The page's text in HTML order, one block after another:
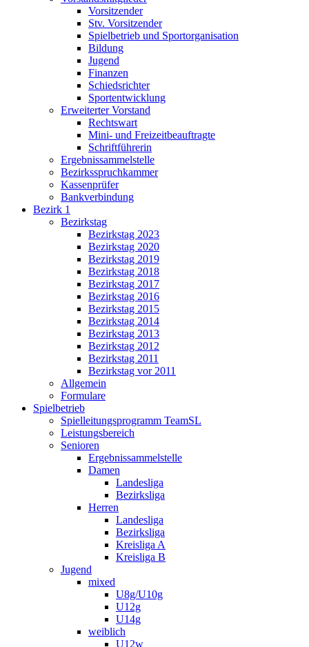
Vorsitzender
Stv. Vorsitzender
Spielbetrieb und Sportorganisation
Bildung
Jugend
Finanzen
Schiedsrichter
Sportentwicklung
Erweiterter Vorstand
Rechtswart
Mini- und Freizeitbeauftragte
Schriftführerin
Ergebnissammelstelle
Bezirksspruchkammer
Kassenprüfer
Bankverbindung
Bezirk 1
Bezirkstag
Bezirkstag 2023
Bezirkstag 2020
Bezirkstag 2019
Bezirkstag 2018
Bezirkstag 2017
Bezirkstag 2016
Bezirkstag 2015
Bezirkstag 2014
Bezirkstag 2013
Bezirkstag 2012
Bezirkstag 2011
Bezirkstag vor 2011
Allgemein
Formulare
Spielbetrieb
Spielleitungsprogramm TeamSL
Leistungsbereich
Senioren
Ergebnissammelstelle
Damen
Landesliga
Bezirksliga
Herren
Landesliga
Bezirksliga
Kreisliga A
Kreisliga B
Jugend
mixed
U8g/U10g
U12g
U14g
weiblich
U12w